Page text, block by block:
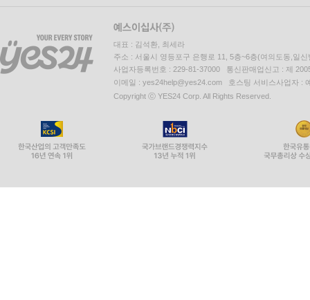
대표 : 김석환, 최세라
주소 : 서울시 영등포구 은행로 11, 5층~6층(여의도동,일신
사업자등록번호 : 229-81-37000 통신판매업신고 : 제
이메일 : yes24help@yes24.com 호스팅 서비스사업자 :
Copyright ⓒ YES24 Corp. All Rights Reserved.